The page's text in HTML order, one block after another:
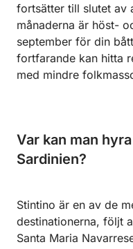
fortsätter till slutet av
månaderna är höst-
september för din
fortfarande kan hitta
med mindre
Var kan man
Sardinien?
Stintino är en av de
destinationerna, följt
Santa Maria